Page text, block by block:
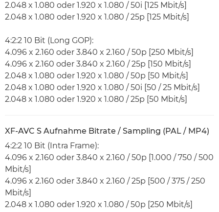
2.048 x 1.080 oder 1.920 x 1.080 / 50i [125 Mbit/s]
2.048 x 1.080 oder 1.920 x 1.080 / 25p [125 Mbit/s]
4:2:2 10 Bit (Long GOP):
4.096 x 2.160 oder 3.840 x 2.160 / 50p [250 Mbit/s]
4.096 x 2.160 oder 3.840 x 2.160 / 25p [150 Mbit/s]
2.048 x 1.080 oder 1.920 x 1.080 / 50p [50 Mbit/s]
2.048 x 1.080 oder 1.920 x 1.080 / 50i [50 / 25 Mbit/s]
2.048 x 1.080 oder 1.920 x 1.080 / 25p [50 Mbit/s]
XF-AVC S Aufnahme Bitrate / Sampling (PAL / MP4)
4:2:2 10 Bit (Intra Frame):
4.096 x 2.160 oder 3.840 x 2.160 / 50p [1.000 / 750 / 500
Mbit/s]
4.096 x 2.160 oder 3.840 x 2.160 / 25p [500 / 375 / 250
Mbit/s]
2.048 x 1.080 oder 1.920 x 1.080 / 50p [250 Mbit/s]